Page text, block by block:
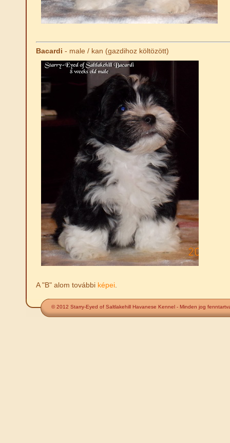
Bacardi - male / kan (gazdihoz költözött)
A "B" alom további képei
© 2012 Starry-Eyed of Saltlakehill Havanese Kennel - Minden jog